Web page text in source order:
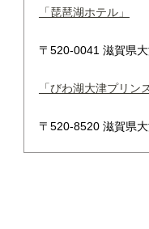
「琵琶湖ホテル」
〒520-0041 滋賀県
「びわ湖大津プリン
〒520-8520 滋賀県